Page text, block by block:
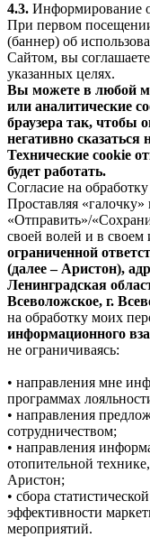
4.3. Информирование
При первом
(баннер) об
Сайтом, вы
указанных целях.
Вы можете в любой
или аналитические
браузера так, чтобы
негативно сказаться
Технические cookie
будет работать.
Согласие на
Проставляя
«Отправить»/
своей волей и в своем
ограниченной
(далее – Аристон),
Ленинградская
Всеволожское, г.
на обработку моих
информационного
не ограничиваясь:
• направления мне
программах
• направления
сотрудничеством;
• направления
отопительной
Аристон;
• сбора
эффективности
мероприятий.